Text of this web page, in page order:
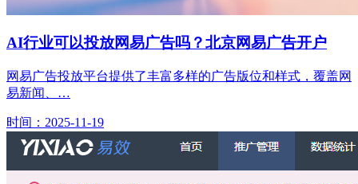
AI行业可以投放网易广告吗？北京网易广告开户
网易广告投放平台提供了丰富多样的广告版位和样式，覆盖网
易新闻、…
时间：2025-11-19